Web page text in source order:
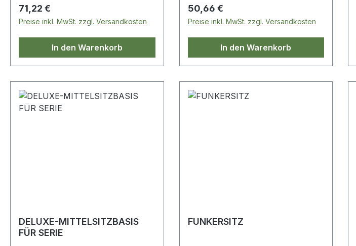
Regulärer Preis:
71,22 €
Preise inkl. MwSt. zzgl. Versandkosten
In den Warenkorb
Regulärer Preis:
50,66 €
Preise inkl. MwSt. zzgl. Versandkosten
In den Warenkorb
DELUXE-MITTELSITZBASIS
FÜR SERIE
FUNKERSITZ